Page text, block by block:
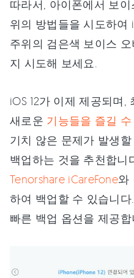
따라서, 아이폰에서 보
위의 방법들을 시도하여
주위의 검은색 보이스
지 시도해 보세요.
iOS 12가 이제 제공되며,
새로운 기능들을 즐길
기치 않은 문제가 발생
백업하는 것을 추천합니
Tenorshare iCareFone와
하여 백업할 수 있습니
빠른 백업 옵션을 제공합